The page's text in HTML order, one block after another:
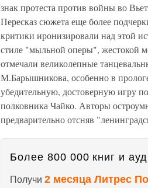
знак протеста против войны во
Пересказ сюжета еще более
критики иронизировали над этой
стиле "мыльной оперы", жестокой
отмечали великолепные
М.Барышникова, особенно в
убедительную, достоверную игру
полковника Чайко. Авторы
предварительно отсняв
Более 800 000 книг и
Получи 2 месяца Литрес